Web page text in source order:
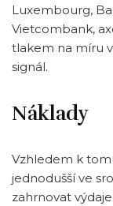
Luxembourg,
Vietcombank,
tlakem na míru
signál.
Náklady
Vzhledem k
jednodušší ve
zahrnovat